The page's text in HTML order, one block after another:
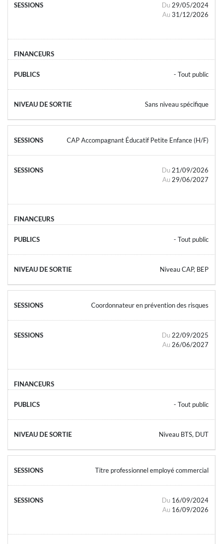
Du 29/05/2024
Au 31/12/2026
- Tout public
Sans niveau spécifique
CAP Accompagnant Éducatif Petite Enfance (H/F)
Du 21/09/2026
Au 29/06/2027
- Tout public
Niveau CAP, BEP
Coordonnateur en prévention des risques
Du 22/09/2025
Au 26/06/2027
- Tout public
Niveau BTS, DUT
Titre professionnel employé commercial
Du 16/09/2024
Au 16/09/2026